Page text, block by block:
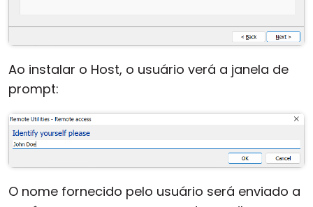
Ao instalar o Host, o usuário verá a janela de
prompt:
O nome fornecido pelo usuário será enviado a